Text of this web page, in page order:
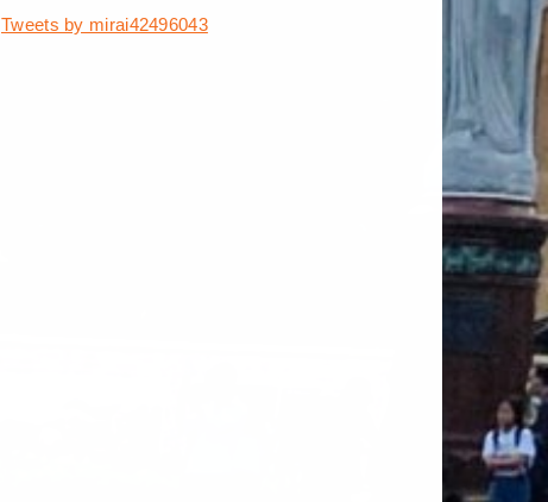
Tweets by mirai42496043